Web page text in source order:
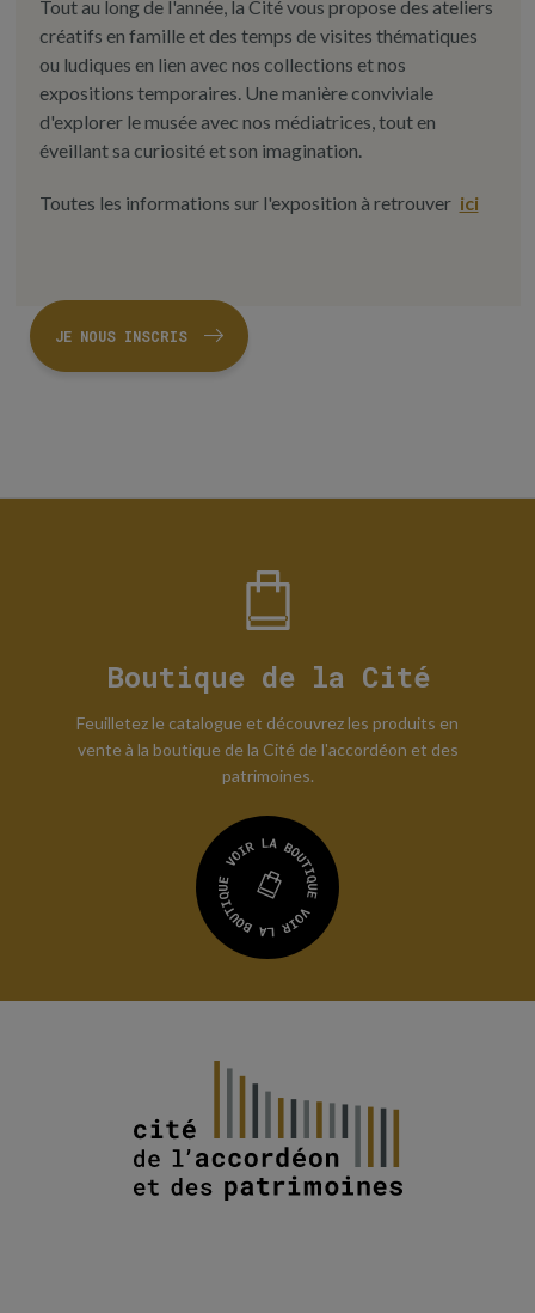
Tout au long de l'année, la Cité vous propose des ateliers
créatifs en famille et des temps de visites thématiques
ou ludiques en lien avec nos collections et nos
expositions temporaires. Une manière conviviale
d'explorer le musée avec nos médiatrices, tout en
éveillant sa curiosité et son imagination.
Toutes les informations sur l'exposition à retrouver ici
JE NOUS INSCRIS
Boutique de la Cité
Feuilletez le catalogue et découvrez les produits en
vente à la boutique de la Cité de l'accordéon et des
patrimoines.